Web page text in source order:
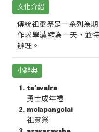
文化介紹
傳統祖靈祭是一系列為
作求學濃縮為一天，並
辦理。
小辭典
ta‘avalra
勇士成年禮
molapangolai
祖靈祭